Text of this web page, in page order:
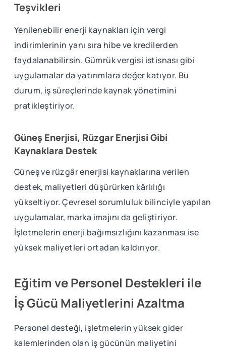
Teşvikleri
Yenilenebilir enerji kaynakları için vergi
indirimlerinin yanı sıra hibe ve kredilerden
faydalanabilirsin. Gümrük vergisi istisnası gibi
uygulamalar da yatırımlara değer katıyor. Bu
durum, iş süreçlerinde kaynak yönetimini
pratikleştiriyor.
Güneş Enerjisi, Rüzgar Enerjisi Gibi
Kaynaklara Destek
Güneş ve rüzgâr enerjisi kaynaklarına verilen
destek, maliyetleri düşürürken kârlılığı
yükseltiyor. Çevresel sorumluluk bilinciyle yapılan
uygulamalar, marka imajını da geliştiriyor.
İşletmelerin enerji bağımsızlığını kazanması ise
yüksek maliyetleri ortadan kaldırıyor.
Eğitim ve Personel Destekleri ile
İş Gücü Maliyetlerini Azaltma
Personel desteği, işletmelerin yüksek gider
kalemlerinden olan iş gücünün maliyetini